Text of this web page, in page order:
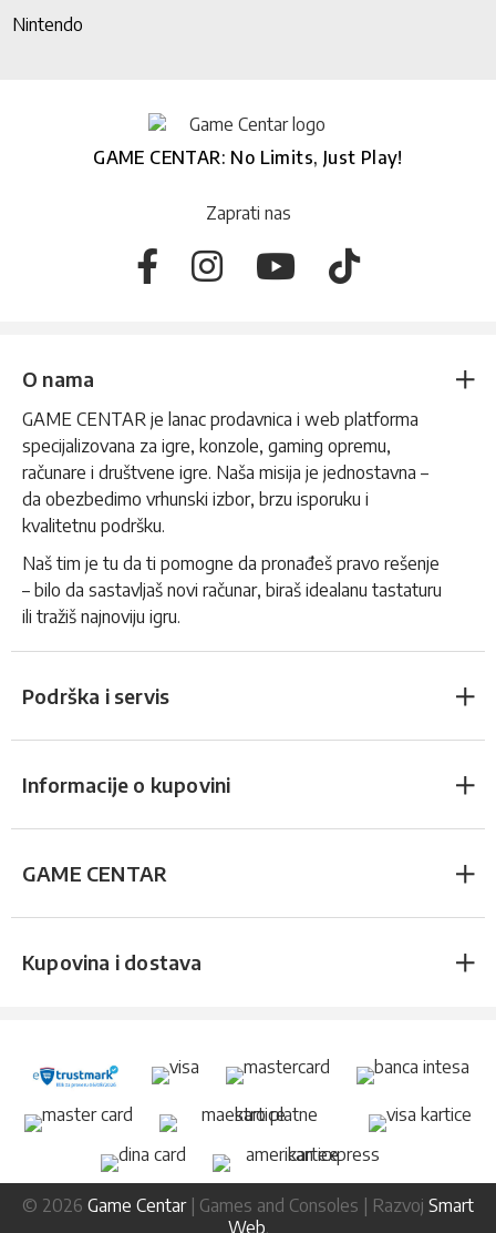
Nintendo
GAME CENTAR: No Limits, Just Play!
Zaprati nas
O nama
GAME CENTAR je lanac prodavnica i web platforma
specijalizovana za igre, konzole, gaming opremu,
računare i društvene igre. Naša misija je jednostavna –
da obezbedimo vrhunski izbor, brzu isporuku i
kvalitetnu podršku.
Naš tim je tu da ti pomogne da pronađeš pravo rešenje
– bilo da sastavljaš novi računar, biraš idealanu tastaturu
ili tražiš najnoviju igru.
Podrška i servis
Informacije o kupovini
GAME CENTAR
Kupovina i dostava
© 2026 Game Centar| Games and Consoles | Razvoj Smart
Web.